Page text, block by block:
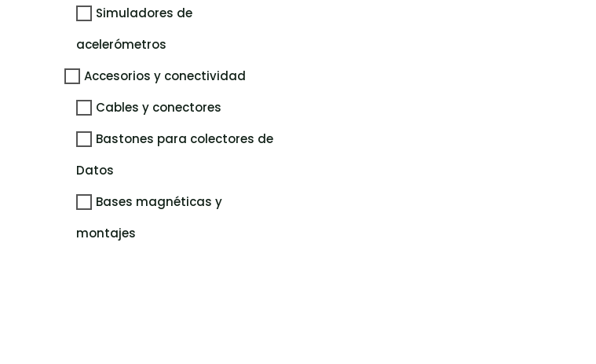
Simuladores de
acelerómetros
Accesorios y conectividad
Cables y conectores
Bastones para colectores de
Datos
Bases magnéticas y
montajes